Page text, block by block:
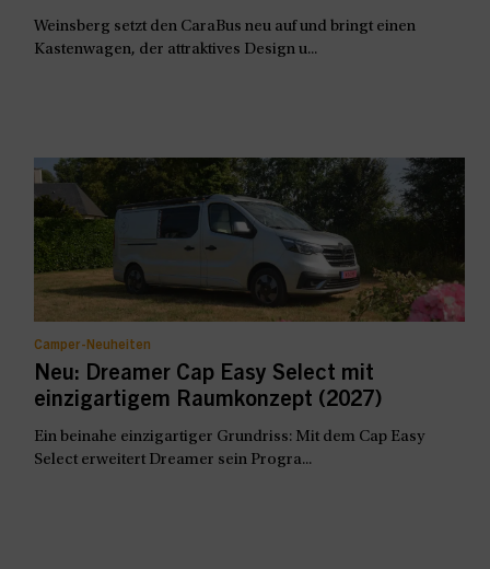
Weinsberg setzt den CaraBus neu auf und bringt einen
Kastenwagen, der attraktives Design u...
Camper-Neuheiten
Neu: Dreamer Cap Easy Select mit
einzigartigem Raumkonzept (2027)
Ein beinahe einzigartiger Grundriss: Mit dem Cap Easy
Select erweitert Dreamer sein Progra...